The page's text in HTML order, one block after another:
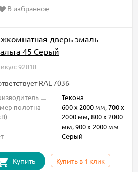
В избранное
дверь эмаль
45 Серый
92818
RAL 7036
Текона
полотна
600 х 2000 мм, 700 х
2000 мм, 800 х 2000
мм, 900 х 2000 мм
Серый
Купить Купить в 1 клик